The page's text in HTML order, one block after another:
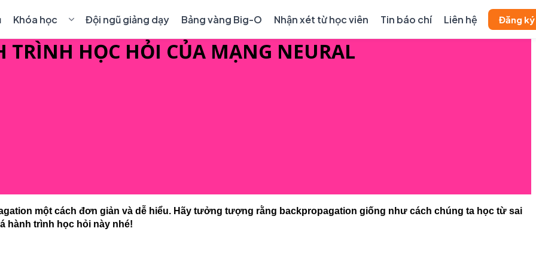
Khóa học
💻 Cho kỹ sư lập trình
Đội ngũ giảng dạy Bảng vàng Big-O Nhận xét từ học viên Tin báo chí Liên hệ Đăng
TRÌNH HỌC HỎI CỦA MẠNG NEURAL
một cách đơn giản và dễ hiểu. Hãy tưởng tượng rằng backpropagation giống như cách chúng ta học từ sai
hành trình học hỏi này nhé!